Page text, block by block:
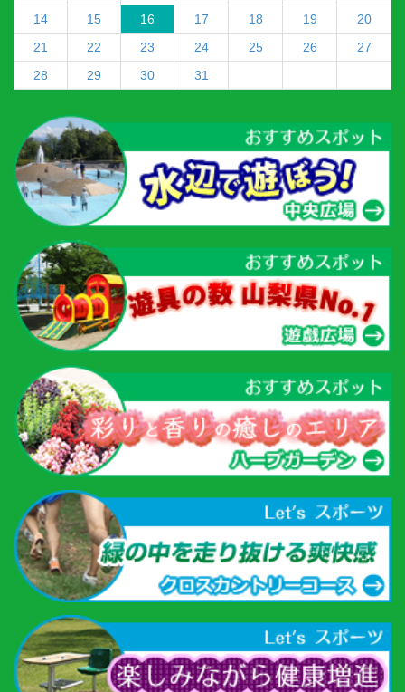
14 15 16 17 18 19
20
21
22 23 24 25 26
27
28
29 30 31